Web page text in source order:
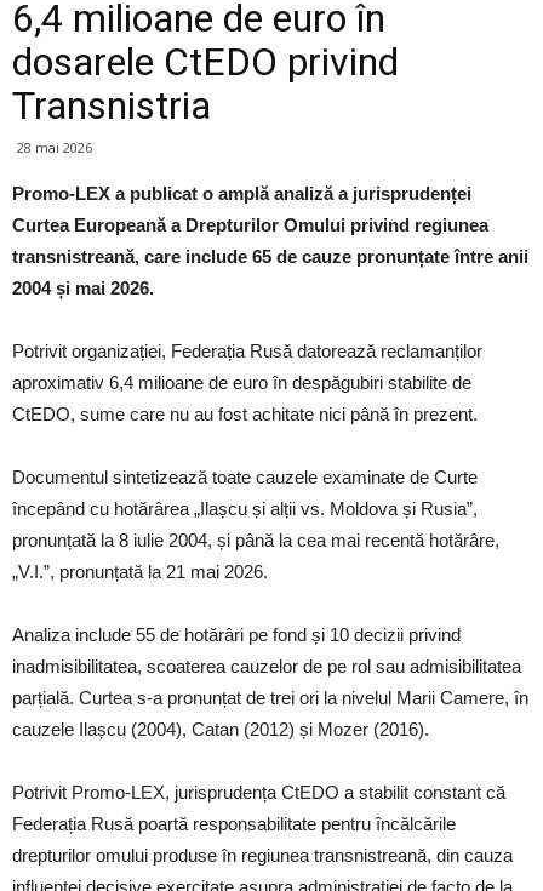
6,4 milioane de euro în
dosarele CtEDO privind
Transnistria
28 mai 2026
Promo-LEX a publicat o amplă analiză a jurisprudenței
Curtea Europeană a Drepturilor Omului privind regiunea
transnistreană, care include 65 de cauze pronunțate între anii
2004 și mai 2026.
Potrivit organizației, Federația Rusă datorează reclamanților
aproximativ 6,4 milioane de euro în despăgubiri stabilite de
CtEDO, sume care nu au fost achitate nici până în prezent.
Documentul sintetizează toate cauzele examinate de Curte
începând cu hotărârea „Ilașcu și alții vs. Moldova și Rusia”,
pronunțată la 8 iulie 2004, și până la cea mai recentă hotărâre,
„V.I.”, pronunțată la 21 mai 2026.
Analiza include 55 de hotărâri pe fond și 10 decizii privind
inadmisibilitatea, scoaterea cauzelor de pe rol sau admisibilitatea
parțială. Curtea s-a pronunțat de trei ori la nivelul Marii Camere, în
cauzele Ilașcu (2004), Catan (2012) și Mozer (2016).
Potrivit Promo-LEX, jurisprudența CtEDO a stabilit constant că
Federația Rusă poartă responsabilitate pentru încălcările
drepturilor omului produse în regiunea transnistreană, din cauza
influenței decisive exercitate asupra administrației de facto de la